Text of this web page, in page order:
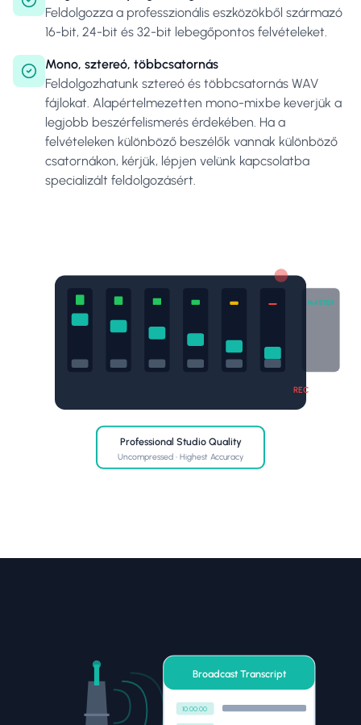
Feldolgozza a professzionális eszközökből származó
16-bit, 24-bit és 32-bit lebegőpontos felvételeket.
Mono, sztereó, többcsatornás
Feldolgozhatunk sztereó és többcsatornás WAV
fájlokat. Alapértelmezetten mono-mixbe keverjük a
legjobb beszérfelismerés érdekében. Ha a
felvételeken különböző beszélők vannak különböző
csatornákon, kérjük, lépjen velünk kapcsolatba
specializált feldolgozásért.
MASTER
REC
Professional Studio Quality
Uncompressed • Highest Accuracy
Broadcast Transcript
10:00:00